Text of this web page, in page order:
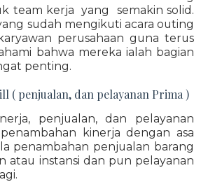
team kerja yang semakin solid.
sudah mengikuti acara outing
perusahaan guna terus
bahwa mereka ialah bagian
penting.
( penjualan, dan pelayanan Prima )
penjualan, dan pelayanan
kinerja dengan asa
penambahan penjualan barang
atau instansi dan pun pelayanan